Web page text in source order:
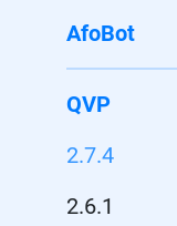
AfoBot
QVP
2.7.4
2.6.1